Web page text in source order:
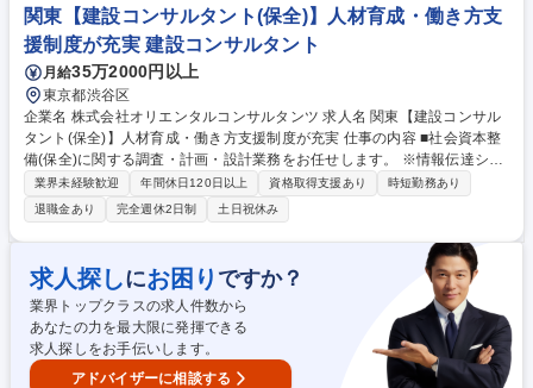
はもちろん、スターツグループ各社への異動も可能なため、多彩なキャリ
アを形成できます 募集職種 [神奈川]ピタットハウス売買仲介営業(店長候
補)/経験者歓迎★キャリアアップ
関東【建設コンサルタント(保全)】人材育成・働き方支
援制度が充実 建設コンサルタント
月給35万2000円以上
東京都渋谷区
企業名 株式会社オリエンタルコンサルタンツ 求人名 関東【建設コンサル
タント(保全)】人材育成・働き方支援制度が充実 仕事の内容 ■社会資本整
備(保全)に関する調査・計画・設計業務をお任せします。 ※情報伝達シス
テムも駆使した総合的な提案が可能。技術力は、新規開発・拡張計画、運
営、維持管理等、幅広く提供する程の評価を獲得 ・今後増大する老朽化し
た道路/橋梁などの維持管理を行います。これまでの調査設計/点検技術で
培ってきた実績を結集し、個別施設の維持/保全をはじめ、社会資本全体を
包括的に維持/保全するための、技術を提供します。 ・危険の早期発見を
図るため、橋梁の点検/モニタリングや、トンネルの長寿命化計画に向けた
補修/補強設計の立案などを行います。 募集職種 関東【建設コンサルタン
ト(保全)】人材育成・働き方支援制度が充実
業界未経験歓迎 年間休日120日以上 資格取得支援あり
時短勤務あり
退職金あり
完全週休2日制 土日祝休み
求人探しにお困り ですか？
業界トップクラスの求人件数から
あなたの力を最大限に発揮できる
求人探しをお手伝いします。
アドバイザーに相談する